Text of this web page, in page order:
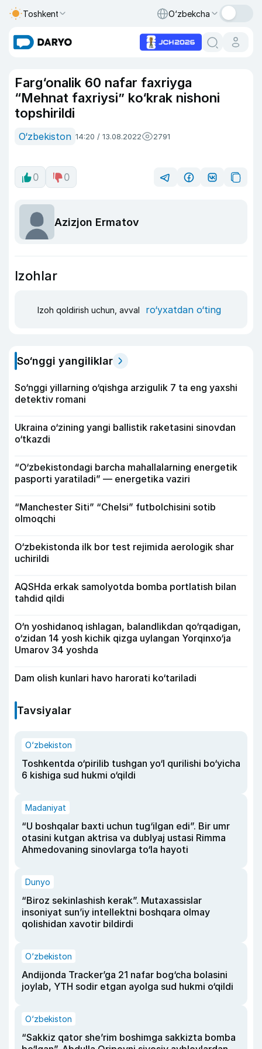
Toshkent O‘zbekcha
Farg‘onalik 60 nafar faxriyga
“Mehnat faxriysi” ko‘krak nishoni
topshirildi
O‘zbekiston 14:20 / 13.08.2022 2791
0 0
Azizjon Ermatov
Izohlar
Izoh qoldirish uchun, avval ro‘yxatdan o‘ting
So‘nggi yangiliklar
So‘nggi yillarning o‘qishga arzigulik 7 ta eng yaxshi
detektiv romani
Ukraina o‘zining yangi ballistik raketasini sinovdan
o‘tkazdi
“O‘zbekistondagi barcha mahallalarning energetik
pasporti yaratiladi” — energetika vaziri
“Manchester Siti” “Chelsi” futbolchisini sotib
olmoqchi
O‘zbekistonda ilk bor test rejimida aerologik shar
uchirildi
AQSHda erkak samolyotda bomba portlatish bilan
tahdid qildi
O‘n yoshidanoq ishlagan, balandlikdan qo‘rqadigan,
o‘zidan 14 yosh kichik qizga uylangan Yorqinxo‘ja
Umarov 34 yoshda
Dam olish kunlari havo harorati ko‘tariladi
Tavsiyalar
O‘zbekiston
Toshkentda o‘pirilib tushgan yo‘l qurilishi bo‘yicha
6 kishiga sud hukmi o‘qildi
Madaniyat
“U boshqalar baxti uchun tug‘ilgan edi”. Bir umr
otasini kutgan aktrisa va dublyaj ustasi Rimma
Ahmedovaning sinovlarga to‘la hayoti
Dunyo
“Biroz sekinlashish kerak”. Mutaxassislar
insoniyat sun’iy intellektni boshqara olmay
qolishidan xavotir bildirdi
O‘zbekiston
Andijonda Tracker’ga 21 nafar bog‘cha bolasini
joylab, YTH sodir etgan ayolga sud hukmi o‘qildi
O‘zbekiston
“Sakkiz qator she’rim boshimga sakkizta bomba